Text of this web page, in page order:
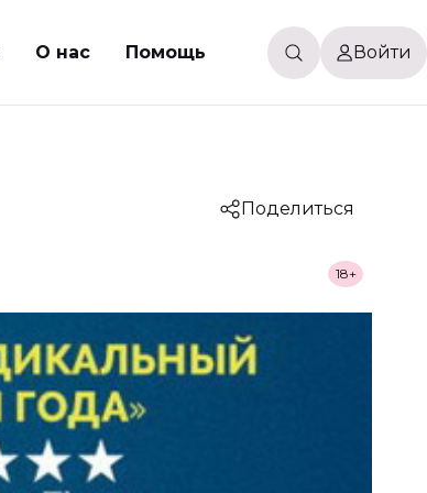
О нас Помощь Войти
Поделиться
18+